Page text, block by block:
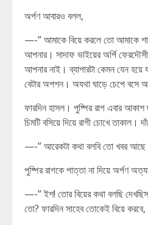
অর্পণ আবারও বলল,
—-” আমাকে বিয়ে করলে তো আমাকে
আপনার। সাদাফ ভাইয়ের অর্পি
আপনার নাই। ব্যাপারটা কেমন যেন হয়ে
বেটার অপশন। অযথা ঘাড়ে চেপে বসে
ফারদিন হাসল। পুষ্পির রাগ এবার
চিমটি বসিয়ে দিয়ে রাগী চোখে তাকাল।
—-” আরেকটা কথা বলবি তো খবর
পুষ্পির রাগকে পাত্তা না দিয়ে অর্পণ
—-” ইশ! তোর বিয়ের কথা বলছি
তো? ফারদিন সাহেব তোকেই বিয়ে